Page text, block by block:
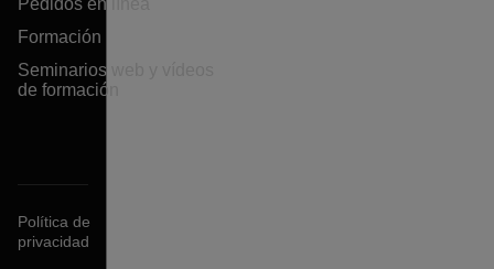
Pedidos en línea
Formación
Seminarios web y vídeos
de formación
Política de
privacidad